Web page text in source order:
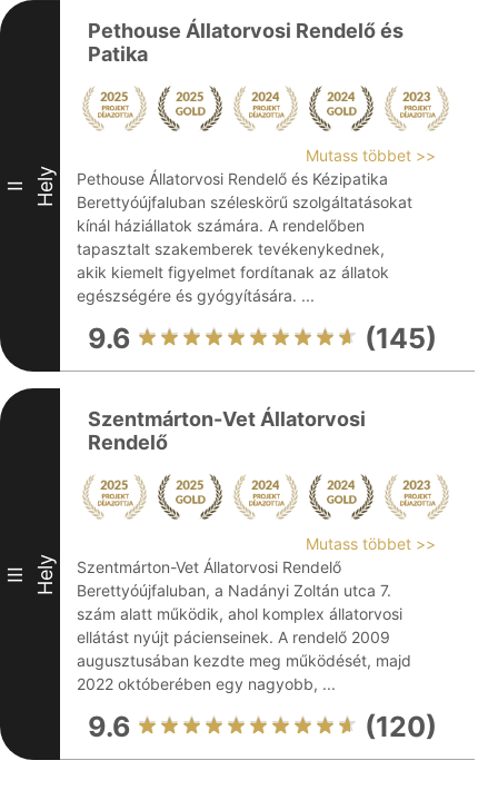
II Hely
Pethouse Állatorvosi Rendelő és
Patika
Mutass többet >>
Pethouse Állatorvosi Rendelő és Kézipatika
Berettyóújfaluban széleskörű szolgáltatásokat
kínál háziállatok számára. A rendelőben
tapasztalt szakemberek tevékenykednek,
akik kiemelt figyelmet fordítanak az állatok
egészségére és gyógyítására. ...
9.6 (145)
III Hely
Szentmárton-Vet Állatorvosi
Rendelő
Mutass többet >>
Szentmárton-Vet Állatorvosi Rendelő
Berettyóújfaluban, a Nadányi Zoltán utca 7.
szám alatt működik, ahol komplex állatorvosi
ellátást nyújt pácienseinek. A rendelő 2009
augusztusában kezdte meg működését, majd
2022 októberében egy nagyobb, ...
9.6 (120)